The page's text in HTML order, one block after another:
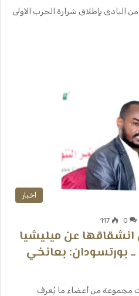
بإطلاق شرارة الحرب الاولى
اخبار
0
117
انشقاقها عن ميليشيا
بورتسودان: بعانخي
مجموعة من أعضاء ما يُعرف